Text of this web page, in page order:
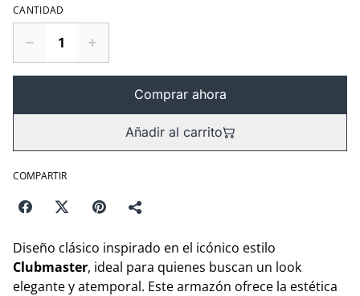
CANTIDAD
Comprar ahora
Añadir al carrito
COMPARTIR
Diseño clásico inspirado en el icónico estilo
Clubmaster, ideal para quienes buscan un look
elegante y atemporal. Este armazón ofrece la estética